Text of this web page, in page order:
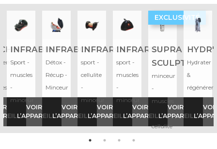
INFRABIKE
Sport -
muscles
-
minceur
VOIR
L’APPAREIL
INFRABODY
Détox -
Récup -
Minceur
VOIR
L’APPAREIL
INFRAROLL
sport -
cellulite
-
minceur
VOIR
L’APPAREIL
INFRARUN
sport -
muscles
-
minceur
VOIR
L’APPAREIL
EXCLUSIVITÉ
SUPRA
SCULPT
minceur
-
muscles
-
cellulite
VOIR
L’APPAREIL
Hydrater
&
régénérer